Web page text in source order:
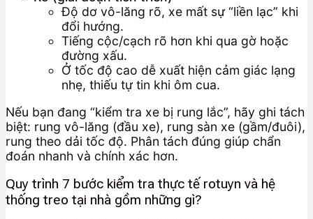
Độ dơ vô-lăng rõ, xe mất sự “liền lạc” khi
đổi hướng.
Tiếng cộc/cạch rõ hơn khi qua gờ hoặc
đường xấu.
Ở tốc độ cao dễ xuất hiện cảm giác lạng
nhẹ, thiếu tự tin khi ôm cua.
Nếu bạn đang “kiểm tra xe bị rung lắc”, hãy ghi tách
biệt: rung vô-lăng (đầu xe), rung sàn xe (gầm/đuôi),
rung theo dải tốc độ. Phân tách đúng giúp chẩn
đoán nhanh và chính xác hơn.
Quy trình 7 bước kiểm tra thực tế rotuyn và hệ
thống treo tại nhà gồm những gì?